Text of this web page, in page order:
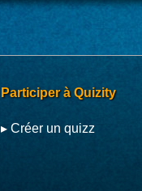
Participer à Quizity
▸ Créer un quizz